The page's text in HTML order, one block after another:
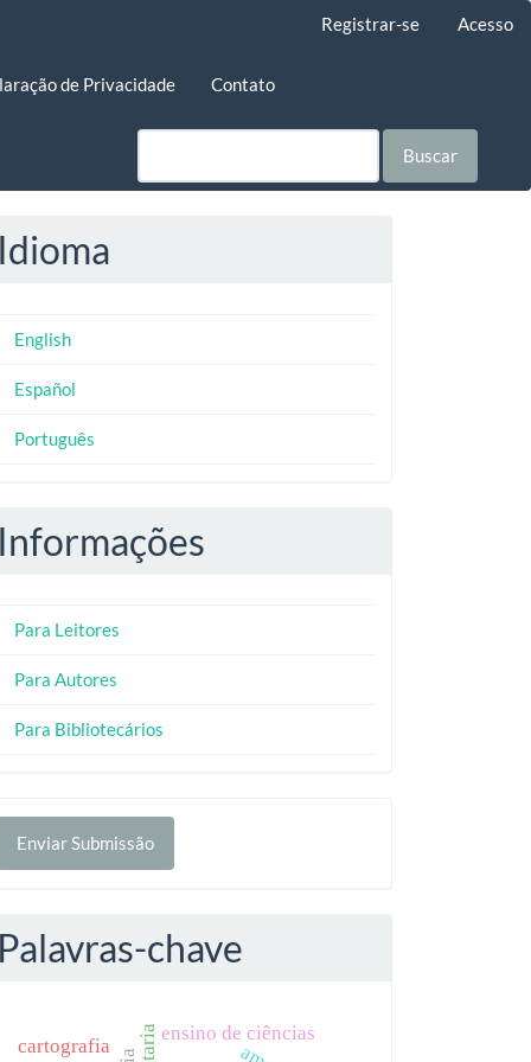
Registrar-se Acesso
de Privacidade Contato
Buscar
Idioma
English
Español
Português
Informações
Para Leitores
Para Autores
Para Bibliotecários
Enviar Submissão
Palavras-chave
ensino de ciências
cartografia